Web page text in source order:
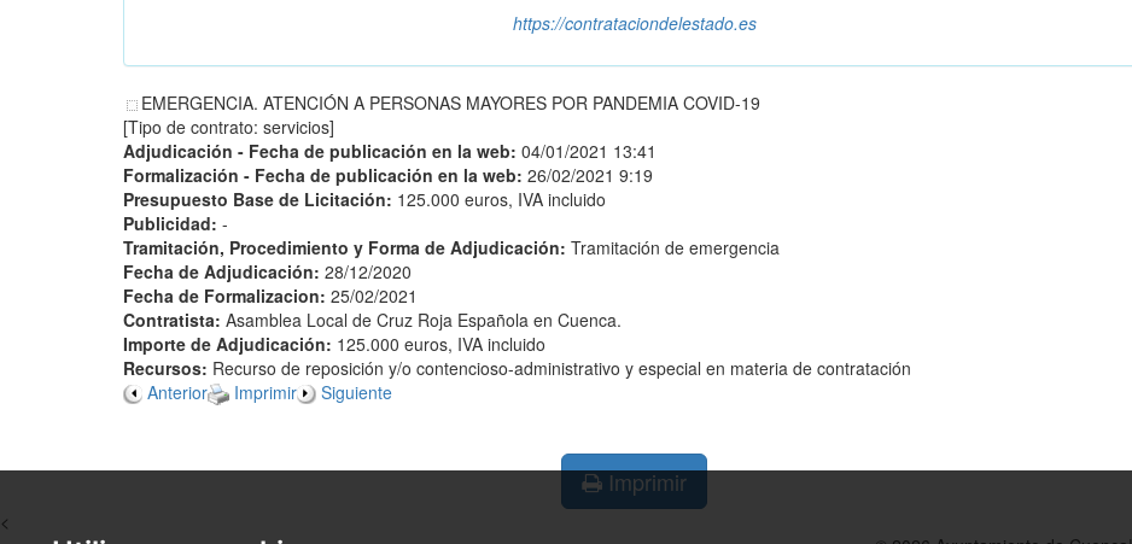
https://contrataciondelestado.es
EMERGENCIA. ATENCIÓN A PERSONAS MAYORES POR PANDEMIA COVID-19
[Tipo de contrato: servicios]
Adjudicación - Fecha de publicación en la web: 04/01/2021 13:41
Formalización - Fecha de publicación en la web: 26/02/2021 9:19
Presupuesto Base de Licitación: 125.000 euros, IVA incluido
Publicidad: -
Tramitación, Procedimiento y Forma de Adjudicación: Tramitación de emergencia
Fecha de Adjudicación: 28/12/2020
Fecha de Formalizacion: 25/02/2021
Contratista: Asamblea Local de Cruz Roja Española en Cuenca.
Importe de Adjudicación: 125.000 euros, IVA incluido
Recursos: Recurso de reposición y/o contencioso-administrativo y especial en materia de contratación
Anterior
Imprimir Siguiente
Imprimir
<